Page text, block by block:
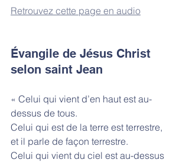
Retrouvez cette page en audio
Évangile de Jésus Christ
selon saint Jean
« Celui qui vient d’en haut est au-
dessus de tous.
Celui qui est de la terre est terrestre,
et il parle de façon terrestre.
Celui qui vient du ciel est au-dessus